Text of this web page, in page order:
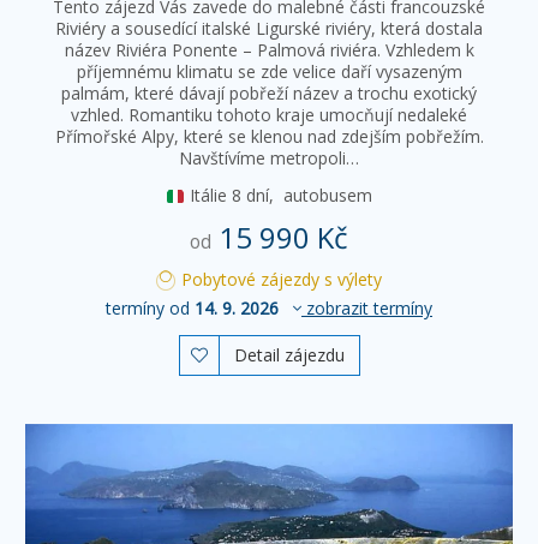
Tento zájezd Vás zavede do malebné části francouzské
Riviéry a sousedící italské Ligurské riviéry, která dostala
název Riviéra Ponente – Palmová riviéra. Vzhledem k
příjemnému klimatu se zde velice daří vysazeným
palmám, které dávají pobřeží název a trochu exotický
vzhled. Romantiku tohoto kraje umocňují nedaleké
Přímořské Alpy, které se klenou nad zdejším pobřežím.
Navštívíme metropoli…
Itálie 8 dní, autobusem
od 15 990 Kč
Pobytové zájezdy s výlety
termíny od 14. 9. 2026 zobrazit termíny
 Detail zájezdu